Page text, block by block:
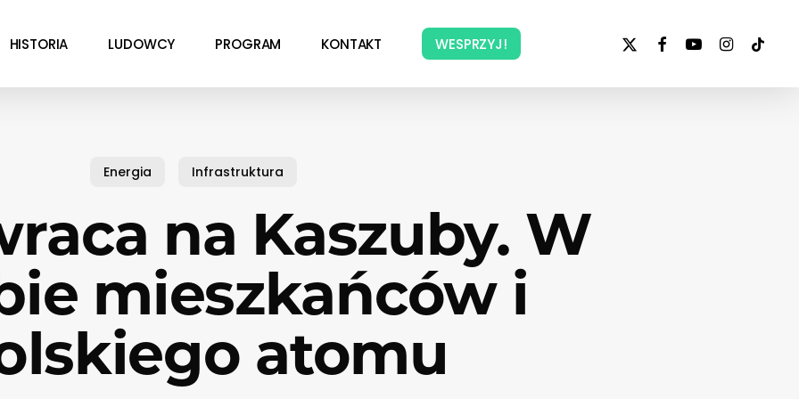
HISTORIA LUDOWCY PROGRAM KONTAKT WESPRZYJ!
x-
facebookyoutubeinstagram
tiktok
Energia Infrastruktura
na Kaszuby. W
mieszkańców i
atomu